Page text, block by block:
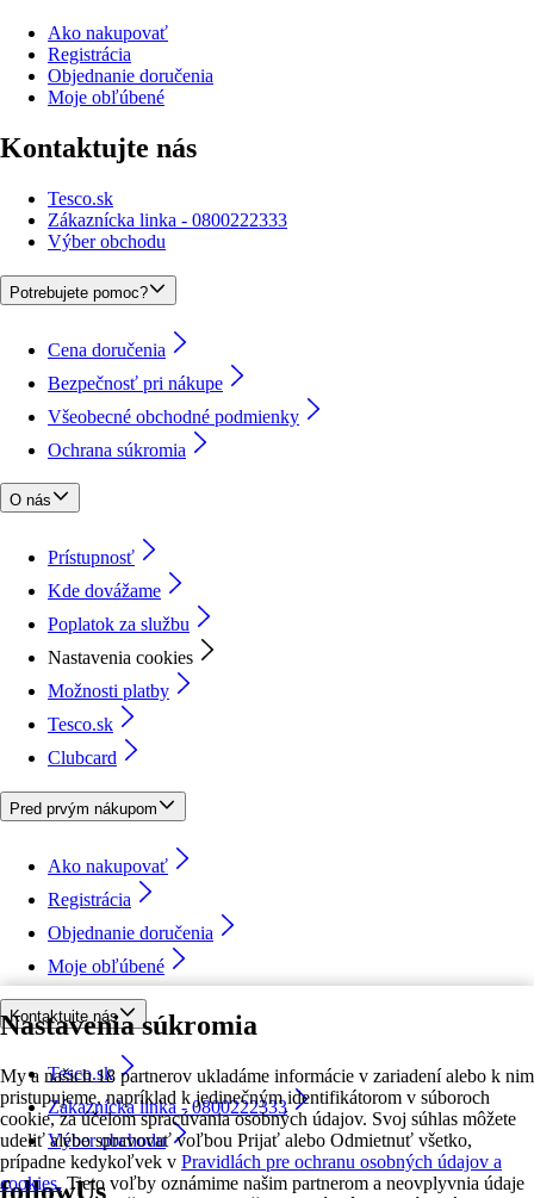
Nastavenia súkromia
My a našich 18 partnerov ukladáme informácie v zariadení alebo k nim
pristupujeme, napríklad k jedinečným identifikátorom v súboroch
cookie, za účelom spracúvania osobných údajov. Svoj súhlas môžete
udeliť alebo spravovať voľbou Prijať alebo Odmietnuť všetko,
prípadne kedykoľvek v Pravidlách pre ochranu osobných údajov a
cookies. Tieto voľby oznámime našim partnerom a neovplyvnia údaje
Ako nakupovať
Registrácia
Objednanie doručenia
Moje obľúbené
Kontaktujte nás
Tesco.sk
Zákaznícka linka - 0800222333
Výber obchodu
Potrebujete pomoc?
Cena doručenia
Bezpečnosť pri nákupe
Všeobecné obchodné podmienky
Ochrana súkromia
O nás
Prístupnosť
Kde dovážame
Poplatok za službu
Nastavenia cookies
Možnosti platby
Tesco.sk
Clubcard
Pred prvým nákupom
Ako nakupovať
Registrácia
Objednanie doručenia
Moje obľúbené
Kontaktujte nás
Tesco.sk
Zákaznícka linka - 0800222333
Výber obchodu
followUs